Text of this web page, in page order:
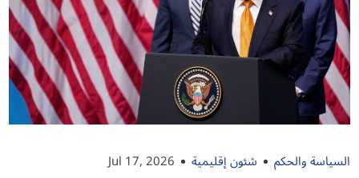
السياسة والحكم شئون إقليمية Jul 17, 2026